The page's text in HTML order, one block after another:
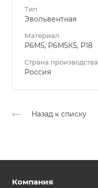
Тип
Эвольвентная
Материал
Р6М5, Р6М5К5, Р18
Страна производства
Россия
Назад к списку
Компания